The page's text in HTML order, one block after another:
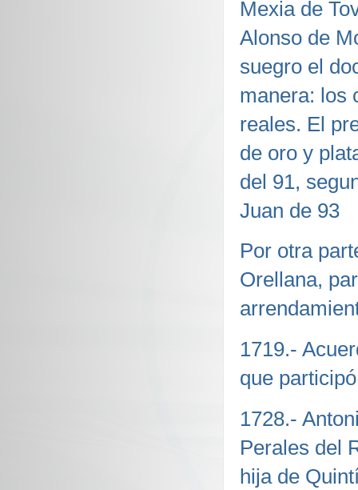
Mexia de
Alonso de
suegro el
manera: los
reales. El
de oro y
del 91,
Juan de 93
Por otra
Orellana,
1719.-
que
1728.-
Perales del
hija de